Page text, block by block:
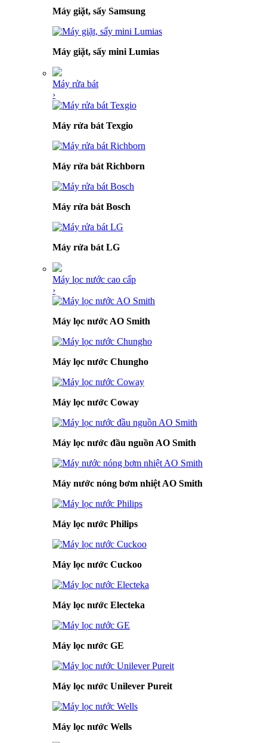
Máy giặt, sấy Samsung
Máy giặt, sấy mini Lumias
Máy rửa bát
›
Máy rửa bát Texgio
Máy rửa bát Richborn
Máy rửa bát Bosch
Máy rửa bát LG
Máy lọc nước cao cấp
›
Máy lọc nước AO Smith
Máy lọc nước Chungho
Máy lọc nước Coway
Máy lọc nước đầu nguồn AO Smith
Máy nước nóng bơm nhiệt AO Smith
Máy lọc nước Philips
Máy lọc nước Cuckoo
Máy lọc nước Electeka
Máy lọc nước GE
Máy lọc nước Unilever Pureit
Máy lọc nước Wells